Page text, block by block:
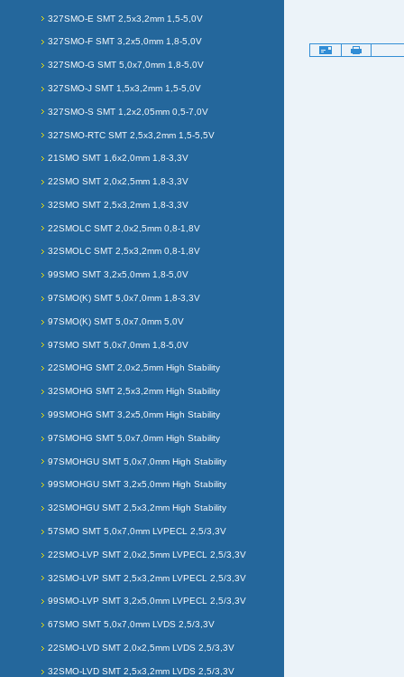
327SMO-E SMT 2,5x3,2mm 1,5-5,0V
327SMO-F SMT 3,2x5,0mm 1,8-5,0V
327SMO-G SMT 5,0x7,0mm 1,8-5,0V
327SMO-J SMT 1,5x3,2mm 1,5-5,0V
327SMO-S SMT 1,2x2,05mm 0,5-7,0V
327SMO-RTC SMT 2,5x3,2mm 1,5-5,5V
21SMO SMT 1,6x2,0mm 1,8-3,3V
22SMO SMT 2,0x2,5mm 1,8-3,3V
32SMO SMT 2,5x3,2mm 1,8-3,3V
22SMOLC SMT 2,0x2,5mm 0,8-1,8V
32SMOLC SMT 2,5x3,2mm 0,8-1,8V
99SMO SMT 3,2x5,0mm 1,8-5,0V
97SMO(K) SMT 5,0x7,0mm 1,8-3,3V
97SMO(K) SMT 5,0x7,0mm 5,0V
97SMO SMT 5,0x7,0mm 1,8-5,0V
22SMOHG SMT 2,0x2,5mm High Stability
32SMOHG SMT 2,5x3,2mm High Stability
99SMOHG SMT 3,2x5,0mm High Stability
97SMOHG SMT 5,0x7,0mm High Stability
97SMOHGU SMT 5,0x7,0mm High Stability
99SMOHGU SMT 3,2x5,0mm High Stability
32SMOHGU SMT 2,5x3,2mm High Stability
57SMO SMT 5,0x7,0mm LVPECL 2,5/3,3V
22SMO-LVP SMT 2,0x2,5mm LVPECL 2,5/3,3V
32SMO-LVP SMT 2,5x3,2mm LVPECL 2,5/3,3V
99SMO-LVP SMT 3,2x5,0mm LVPECL 2,5/3,3V
67SMO SMT 5,0x7,0mm LVDS 2,5/3,3V
22SMO-LVD SMT 2,0x2,5mm LVDS 2,5/3,3V
32SMO-LVD SMT 2,5x3,2mm LVDS 2,5/3,3V
Artikelaktionen